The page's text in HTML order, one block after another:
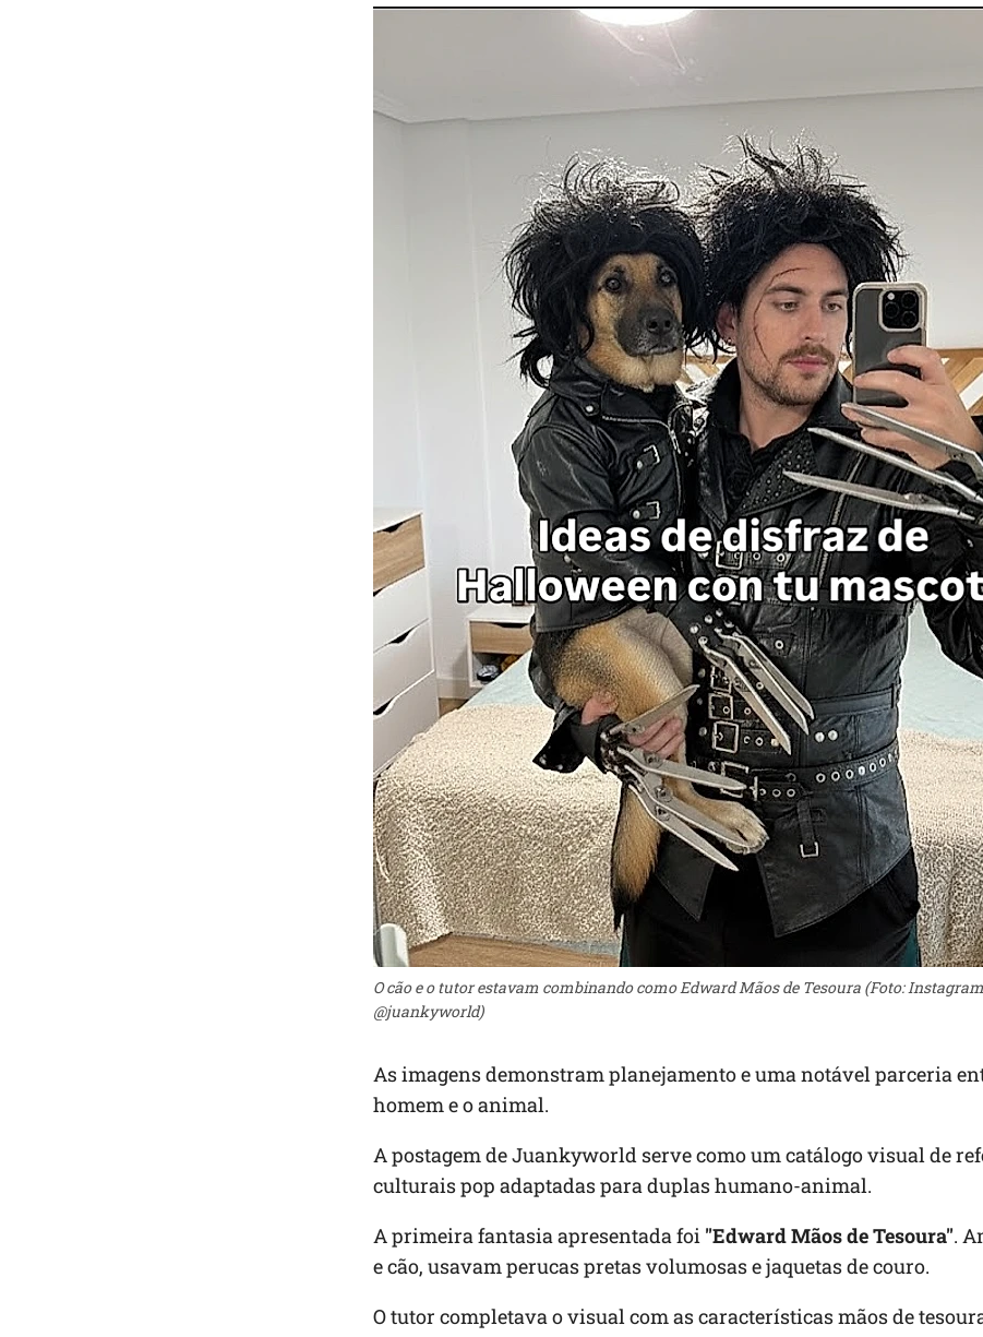
O cão e o tutor estavam combinando como Edward Mãos de Tesoura (Foto:
@juankyworld)
As imagens demonstram planejamento e uma notável parceria
homem e o animal.
A postagem de Juankyworld serve como um catálogo visual de
culturais pop adaptadas para duplas humano-animal.
A primeira fantasia apresentada foi "Edward Mãos de Tesoura".
e cão, usavam perucas pretas volumosas e jaquetas de couro.
O tutor completava o visual com as características mãos de